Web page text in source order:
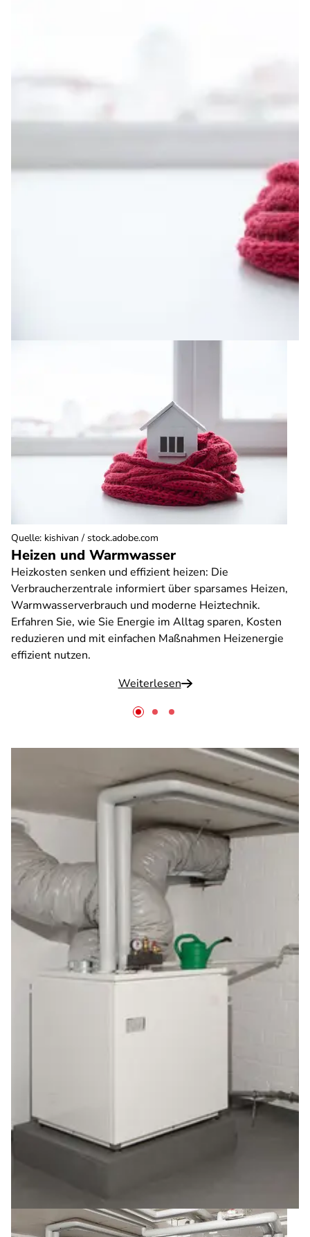
Heizen und Warmwasser
Heizkosten senken und effizient heizen: Die
Verbraucherzentrale informiert über sparsames Heizen,
Warmwasserverbrauch und moderne Heiztechnik.
Erfahren Sie, wie Sie Energie im Alltag sparen, Kosten
reduzieren und mit einfachen Maßnahmen Heizenergie
effizient nutzen.
Weiterlesen
Quelle: kishivan / stock.adobe.com